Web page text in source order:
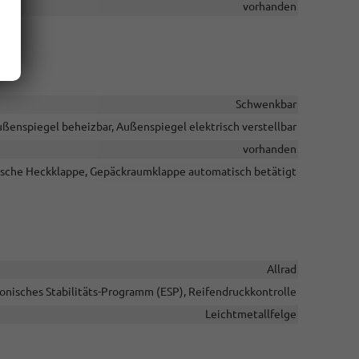
vorhanden
Schwenkbar
beheizbar, Außenspiegel elektrisch verstellbar
vorhanden
Heckklappe, Gepäckraumklappe automatisch betätigt
Allrad
Stabilitäts-Programm (ESP), Reifendruckkontrolle
Leichtmetallfelge